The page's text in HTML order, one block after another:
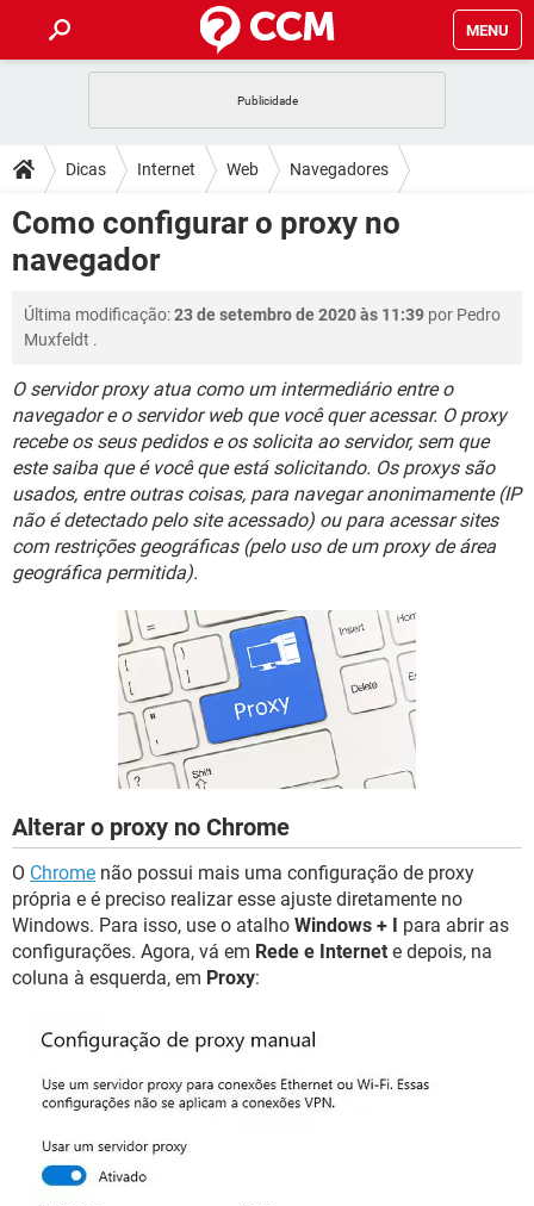
MENU
CELULAR FACEBOOK
OUTLOOK EXCEL
INSTAGRAM
DICAS
JOGOS
CELULAR FACEBOOK
OUTLOOK
INSTAGRAM GMAIL
DOWNLOADS
JOGOS
OUTLOOK
INSTAGRAM GMAIL
GUIA DE COMPRAS
FÓRUM
JOGOS WHATSAPP
OUTLOOK EXCEL
INSTAGRAM GMAIL
GUIA DE COMPRAS
GLOSSÁRIO
JOGOS WHATSAPP
CELULAR FACEBOOK
OUTLOOK EXCEL
INSTAGRAM GMAIL
GUIA DE COMPRAS
Dicas Internet Web Navegadores
Como configurar o proxy no
navegador
Última modificação:23 de setembro de 2020 às 11:39 por Pedro
Muxfeldt .
O servidor proxy atua como um intermediário entre o
navegador e o servidor web que você quer acessar. O proxy
recebe os seus pedidos e os solicita ao servidor, sem que
este saiba que é você que está solicitando. Os proxys são
usados, entre outras coisas, para navegar anonimamente (IP
não é detectado pelo site acessado) ou para acessar sites
com restrições geográficas (pelo uso de um proxy de área
geográfica permitida).
Alterar o proxy no Chrome
O Chrome não possui mais uma configuração de proxy
própria e é preciso realizar esse ajuste diretamente no
Windows. Para isso, use o atalho Windows + I para abrir as
configurações. Agora, vá em Rede e Internet e depois, na
coluna à esquerda, em Proxy: